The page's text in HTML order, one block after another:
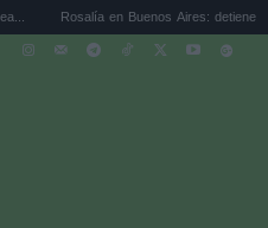
en Buenos Aires: detiene el tráfico y se